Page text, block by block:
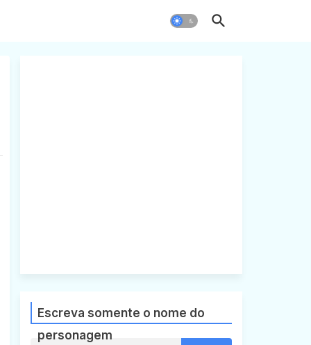
Escreva somente o nome do
personagem